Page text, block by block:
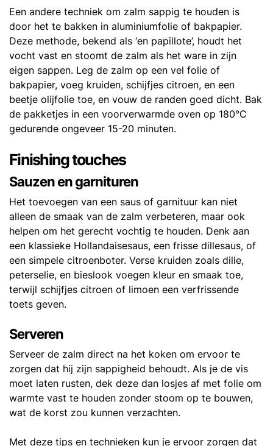
Een andere techniek om zalm sappig te houden is
door het te bakken in aluminiumfolie of bakpapier.
Deze methode, bekend als ‘en papillote’, houdt het
vocht vast en stoomt de zalm als het ware in zijn
eigen sappen. Leg de zalm op een vel folie of
bakpapier, voeg kruiden, schijfjes citroen, en een
beetje olijfolie toe, en vouw de randen goed dicht. Bak
de pakketjes in een voorverwarmde oven op 180°C
gedurende ongeveer 15-20 minuten.
Finishing touches
Sauzen en garnituren
Het toevoegen van een saus of garnituur kan niet
alleen de smaak van de zalm verbeteren, maar ook
helpen om het gerecht vochtig te houden. Denk aan
een klassieke Hollandaisesaus, een frisse dillesaus, of
een simpele citroenboter. Verse kruiden zoals dille,
peterselie, en bieslook voegen kleur en smaak toe,
terwijl schijfjes citroen of limoen een verfrissende
toets geven.
Serveren
Serveer de zalm direct na het koken om ervoor te
zorgen dat hij zijn sappigheid behoudt. Als je de vis
moet laten rusten, dek deze dan losjes af met folie om
warmte vast te houden zonder stoom op te bouwen,
wat de korst zou kunnen verzachten.
Met deze tips en technieken kun je ervoor zorgen dat